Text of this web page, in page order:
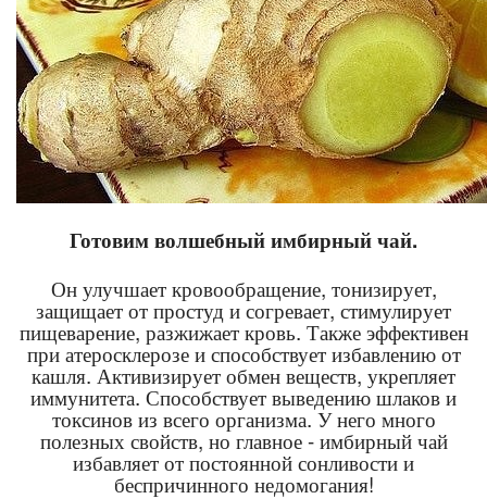
Готовим волшебный имбирный чай.
Он улучшает кровообращение, тонизирует,
защищает от простуд и согревает, стимулирует
пищеварение, разжижает кровь. Также эффективен
при атеросклерозе и способствует избавлению от
кашля. Активизирует обмен веществ, укрепляет
иммунитета. Способствует выведению шлаков и
токсинов из всего организма. У него много
полезных свойств, но главное - имбирный чай
избавляет от постоянной сонливости и
беспричинного недомогания!